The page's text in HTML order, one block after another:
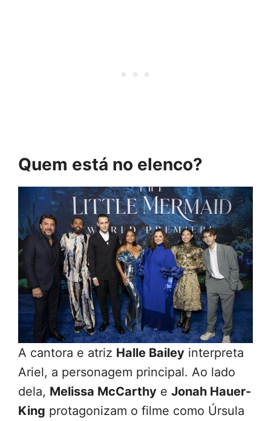
Quem está no elenco?
A cantora e atriz Halle Bailey interpreta
Ariel, a personagem principal. Ao lado
dela, Melissa McCarthy e Jonah Hauer-
King protagonizam o filme como Úrsula